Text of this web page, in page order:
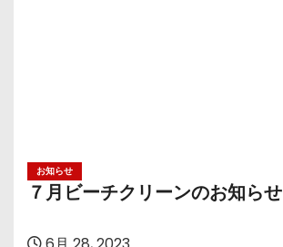
お知らせ
７月ビーチクリーンのお知らせ